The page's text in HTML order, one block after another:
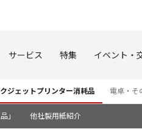
サービス 特集 イベント・
ジェットプリンター消耗品 電卓・そ
」 他社製用紙紹介